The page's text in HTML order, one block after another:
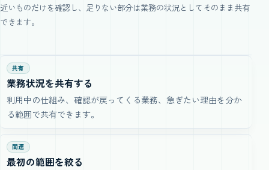
近いものだけを確認し、足りない部分は業務の状況としてそのまま共有
できます。
共有
業務状況を共有する
利用中の仕組み、確認が戻ってくる業務、急ぎたい理由を分か
る範囲で共有できます。
関連
最初の範囲を絞る